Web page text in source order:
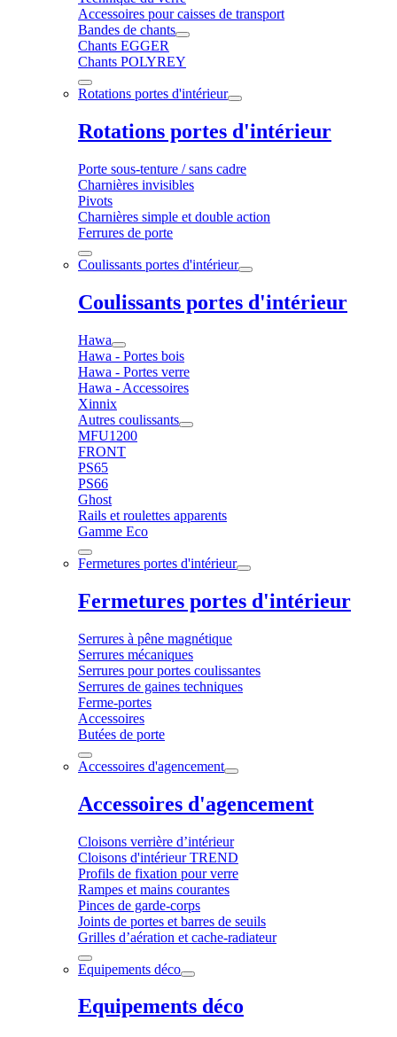
Accessoires pour caisses de transport
Bandes de chants
Chants EGGER
Chants POLYREY
Rotations portes d'intérieur
Rotations portes d'intérieur
Porte sous-tenture / sans cadre
Charnières invisibles
Pivots
Charnières simple et double action
Ferrures de porte
Coulissants portes d'intérieur
Coulissants portes d'intérieur
Hawa
Hawa - Portes bois
Hawa - Portes verre
Hawa - Accessoires
Xinnix
Autres coulissants
MFU1200
FRONT
PS65
PS66
Ghost
Rails et roulettes apparents
Gamme Eco
Fermetures portes d'intérieur
Fermetures portes d'intérieur
Serrures à pêne magnétique
Serrures mécaniques
Serrures pour portes coulissantes
Serrures de gaines techniques
Ferme-portes
Accessoires
Butées de porte
Accessoires d'agencement
Accessoires d'agencement
Cloisons verrière d’intérieur
Cloisons d'intérieur TREND
Profils de fixation pour verre
Rampes et mains courantes
Pinces de garde-corps
Joints de portes et barres de seuils
Grilles d’aération et cache-radiateur
Equipements déco
Equipements déco